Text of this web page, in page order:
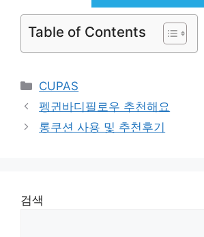
Table of Contents
Categories
CUPAS
펭귄바디필로우 추천해요
롱쿠션 사용 및 추천후기
검색